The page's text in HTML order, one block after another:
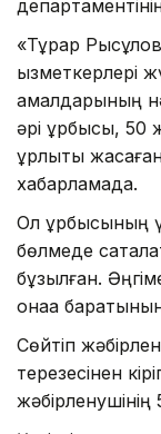
«Тұрар
қызметкерлері
амалдарының
әрі құрбысы,
ұрлықты
хабарламада.
Ол құрбысының
бөлмеде
бұзылған.
қонаққа
Сөйтіп
терезесінен